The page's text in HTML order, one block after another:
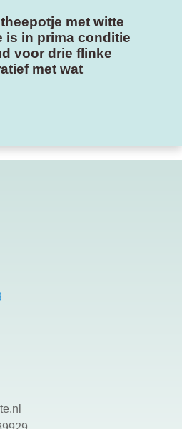
met witte
is in prima conditie
voor drie flinke
met wat